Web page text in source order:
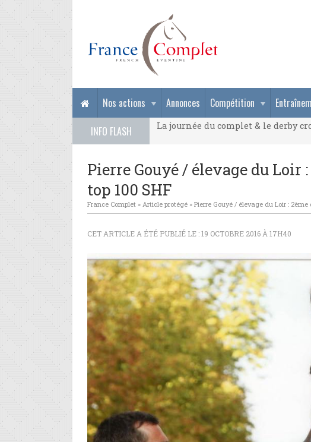
Nos actions Annonces Compétition
INFO FLASH
La journée du complet & le derby
La journée du complet & le derby
Pierre Gouyé / élevage du Loir
top 100 SHF
France Complet » Article protégé » Pierre Gouyé / élevage du Loir : 2ème
CET ARTICLE A ÉTÉ PUBLIÉ LE : 19 OCTOBRE 2016 À 17H40